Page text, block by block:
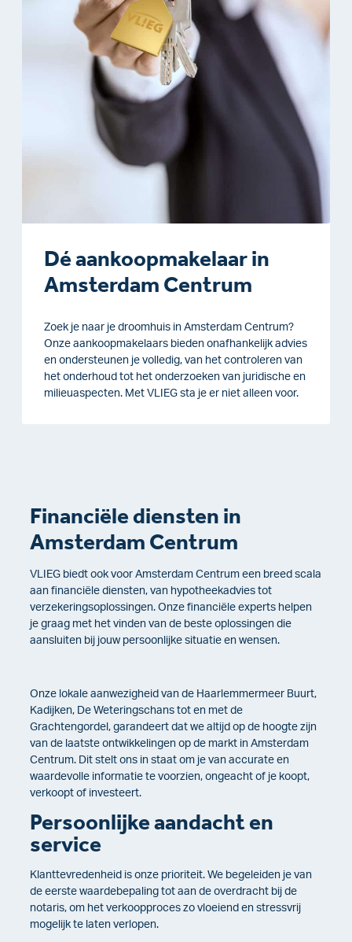
Dé aankoopmakelaar in
Amsterdam Centrum
Zoek je naar je droomhuis in Amsterdam Centrum?
Onze aankoopmakelaars bieden onafhankelijk advies
en ondersteunen je volledig, van het controleren van
het onderhoud tot het onderzoeken van juridische en
milieuaspecten. Met VLIEG sta je er niet alleen voor.
Financiële diensten in
Amsterdam Centrum
VLIEG biedt ook voor Amsterdam Centrum een breed scala
aan financiële diensten, van hypotheekadvies tot
verzekeringsoplossingen. Onze financiële experts helpen
je graag met het vinden van de beste oplossingen die
aansluiten bij jouw persoonlijke situatie en wensen.
Onze lokale aanwezigheid van de Haarlemmermeer Buurt,
Kadijken, De Weteringschans tot en met de
Grachtengordel, garandeert dat we altijd op de hoogte zijn
van de laatste ontwikkelingen op de markt in Amsterdam
Centrum. Dit stelt ons in staat om je van accurate en
waardevolle informatie te voorzien, ongeacht of je koopt,
verkoopt of investeert.
Persoonlijke aandacht en
service
Klanttevredenheid is onze prioriteit. We begeleiden je van
de eerste waardebepaling tot aan de overdracht bij de
notaris, om het verkoopproces zo vloeiend en stressvrij
mogelijk te laten verlopen.